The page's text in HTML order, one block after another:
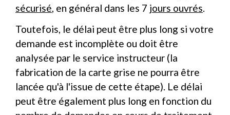
sécurisé, en général dans les 7 jours ouvrés.
Toutefois, le délai peut être plus long si votre
demande est incomplète ou doit être
analysée par le service instructeur (la
fabrication de la carte grise ne pourra être
lancée qu'à l'issue de cette étape). Le délai
peut être également plus long en fonction du